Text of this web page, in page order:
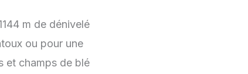
m de dénivelé
ou pour une
et champs de blé